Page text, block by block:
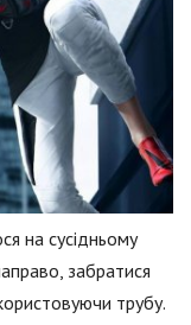
на сусідньому
забратися
трубу.